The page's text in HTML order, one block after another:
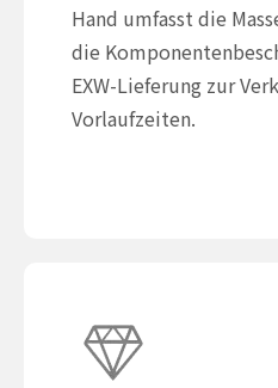
Hand umfasst die
die
EXW-Lieferung zur
Vorlaufzeiten.